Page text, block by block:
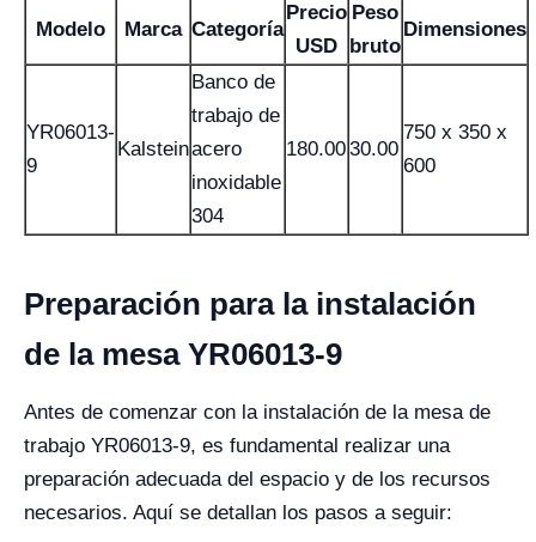
Modelo Marca Categoría
Precio
USD
Peso
bruto
Dimensiones
YR06013-
9
Kalstein
Banco de
trabajo de
acero
inoxidable
304
180.0030.00
750 x 350 x
600
Preparación para la instalación
de la mesa YR06013-9
Antes de comenzar con la instalación de la mesa de
trabajo YR06013-9, es fundamental realizar una
preparación adecuada del espacio y de los recursos
necesarios. Aquí se detallan los pasos a seguir: